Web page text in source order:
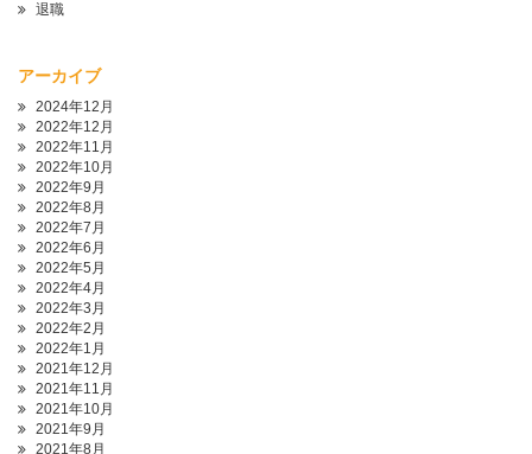
退職
アーカイブ
2024年12月
2022年12月
2022年11月
2022年10月
2022年9月
2022年8月
2022年7月
2022年6月
2022年5月
2022年4月
2022年3月
2022年2月
2022年1月
2021年12月
2021年11月
2021年10月
2021年9月
2021年8月